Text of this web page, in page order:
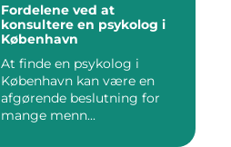
Fordelene ved at
konsultere en psykolog i
København
At finde en psykolog i
København kan være en
afgørende beslutning for
mange menn...